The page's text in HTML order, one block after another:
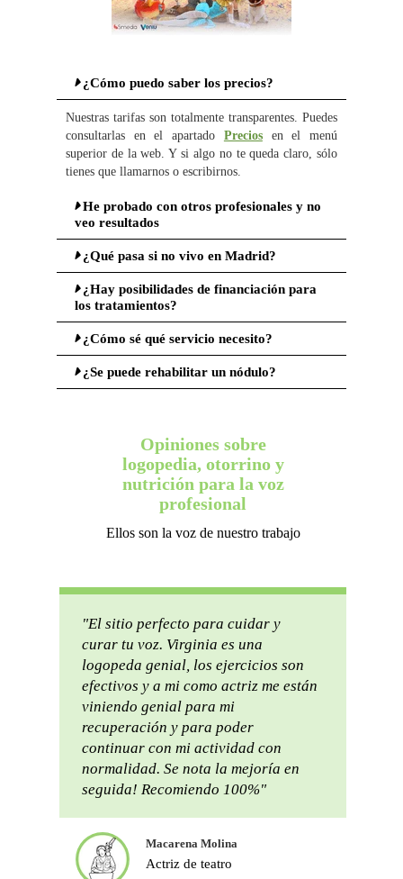
¿Cómo puedo saber los precios?
Nuestras tarifas son totalmente transparentes. Puedes
consultarlas en el apartado Preciosen el menú
superior de la web. Y si algo no te queda claro, sólo
tienes que llamarnos o escribirnos.
He probado con otros profesionales y no
veo resultados
¿Qué pasa si no vivo en Madrid?
¿Hay posibilidades de financiación para
los tratamientos?
¿Cómo sé qué servicio necesito?
¿Se puede rehabilitar un nódulo?
Opiniones sobre
logopedia, otorrino y
nutrición para la voz
profesional
Ellos son la voz de nuestro trabajo
"El sitio perfecto para cuidar y
curar tu voz. Virginia es una
logopeda genial, los ejercicios son
efectivos y a mi como actriz me están
viniendo genial para mi
recuperación y para poder
continuar con mi actividad con
normalidad. Se nota la mejoría en
seguida! Recomiendo 100%"
Macarena Molina
Actriz de teatro